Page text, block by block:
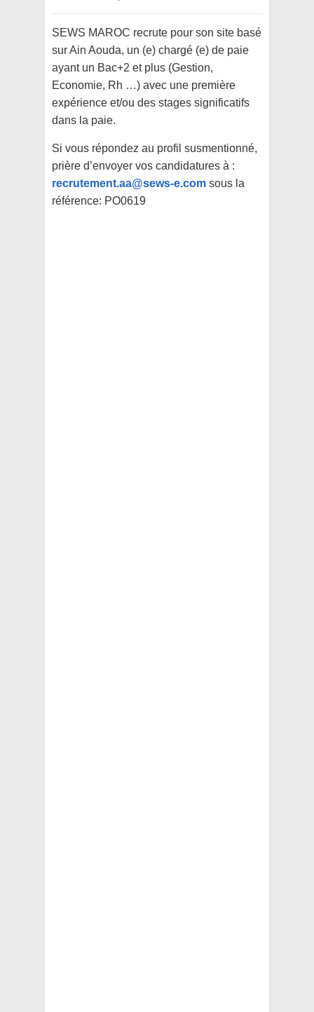
SEWS MAROC recrute pour son site basé
sur Ain Aouda, un (e) chargé (e) de paie
ayant un Bac+2 et plus (Gestion,
Economie, Rh …) avec une première
expérience et/ou des stages significatifs
dans la paie.
Si vous répondez au profil susmentionné,
prière d’envoyer vos candidatures à :
recrutement.aa@sews-e.com sous la
référence: PO0619